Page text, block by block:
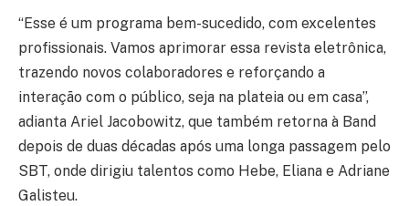
“Esse é um programa bem-sucedido, com excelentes
profissionais. Vamos aprimorar essa revista eletrônica,
trazendo novos colaboradores e reforçando a
interação com o público, seja na plateia ou em casa”,
adianta Ariel Jacobowitz, que também retorna à Band
depois de duas décadas após uma longa passagem pelo
SBT, onde dirigiu talentos como Hebe, Eliana e Adriane
Galisteu.